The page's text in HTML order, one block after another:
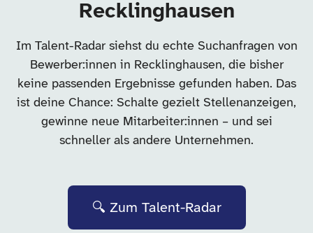
Recklinghausen
Im Talent-Radar siehst du echte Suchanfragen von
Bewerber:innen in Recklinghausen, die bisher
keine passenden Ergebnisse gefunden haben. Das
ist deine Chance: Schalte gezielt Stellenanzeigen,
gewinne neue Mitarbeiter:innen – und sei
schneller als andere Unternehmen.
🔍 Zum Talent-Radar